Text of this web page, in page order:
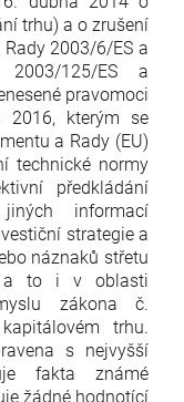
trhu) a o zrušení
2003/6/ES a
2003/125/ES a
pravomoci
2016, kterým se
a Rady (EU)
technické normy
předkládání
informací
strategie a
náznaků střetu
a to i v oblasti
zákona č.
trhu.
s nejvyšší
fakta známé
žádné hodnotící